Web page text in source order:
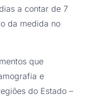
a contar de 7
da medida no
que
e
do Estado –